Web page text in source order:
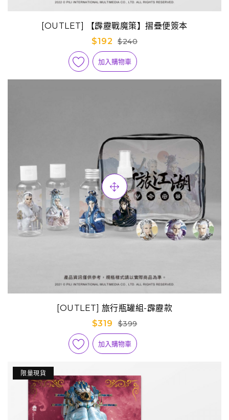
[OUTLET] 【霹靂戰魔策】摺疊便簽本
$192
$240
加入購物車
[OUTLET] 旅行瓶罐組-霹靂款
$319
$399
加入購物車
限量現貨